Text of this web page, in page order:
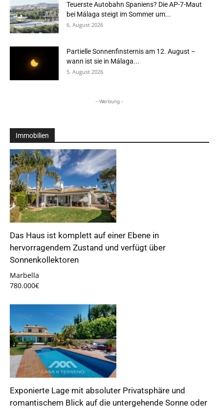
Teuerste Autobahn Spaniens? Die AP-7-Maut
bei Málaga steigt im Sommer um...
6. August 2026
Partielle Sonnenfinsternis am 12. August –
wann ist sie in Málaga...
5. August 2026
- Werbung -
Immobilien
Das Haus ist komplett auf einer Ebene in
hervorragendem Zustand und verfügt über
Sonnenkollektoren
Marbella
780.000€
Exponierte Lage mit absoluter Privatsphäre und
romantischem Blick auf die untergehende Sonne oder